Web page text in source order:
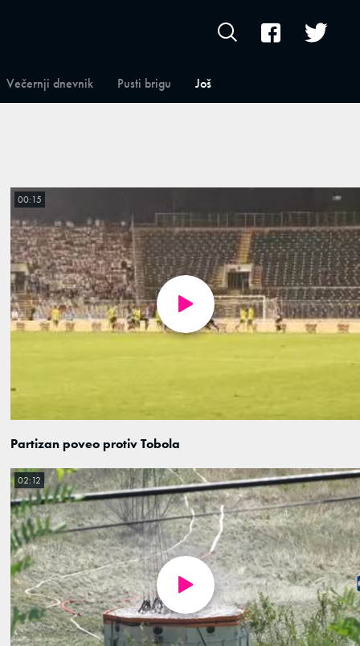
Večernji dnevnik Pusti brigu Još
Partizan poveo protiv Tobola
00:15
02:12